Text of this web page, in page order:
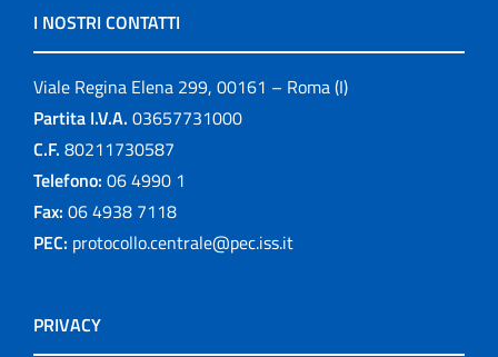
I NOSTRI CONTATTI
Viale Regina Elena 299, 00161 – Roma (I)
Partita I.V.A. 03657731000
C.F. 80211730587
Telefono: 06 4990 1
Fax: 06 4938 7118
PEC: protocollo.centrale@pec.iss.it
PRIVACY